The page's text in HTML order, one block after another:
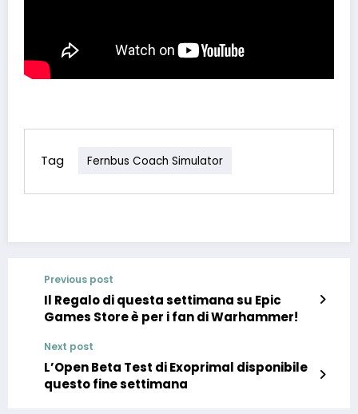
Tag Fernbus Coach Simulator
Previous post
Il Regalo di questa settimana su Epic
Games Store è per i fan di Warhammer!
Next post
L’Open Beta Test di Exoprimal disponibile
questo fine settimana